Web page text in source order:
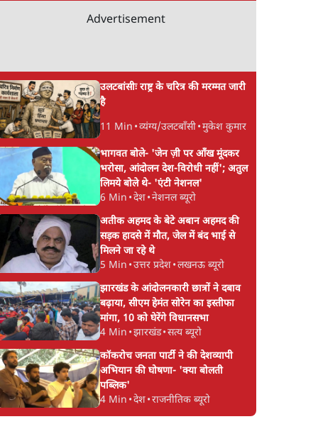
भारतीय राजनीति में आ रहा
बड़ा बदलाव? | Ashutosh
बरबाद कर रहा है
Advertisement
उलटबांसीः राष्ट्र के चरित्र की मरम्मत जारी
है
11 Min •व्यंग्य/उलटबाँसी•मुकेश कुमार
भागवत बोले- 'जेन ज़ी पर आँख मूंदकर
भरोसा, आंदोलन देश-विरोधी नहीं'; अतुल
लिमये बोले थे- 'एंटी नेशनल'
6 Min •देश•नेशनल ब्यूरो
अतीक अहमद के बेटे अबान अहमद की
सड़क हादसे में मौत, जेल में बंद भाई से
मिलने जा रहे थे
5 Min •उत्तर प्रदेश•लखनऊ ब्यूरो
झारखंड के आंदोलनकारी छात्रों ने दबाव
बढ़ाया, सीएम हेमंत सोरेन का इस्तीफा
मांगा, 10 को घेरेंगे विधानसभा
4 Min •झारखंड•सत्य ब्यूरो
कॉकरोच जनता पार्टी ने की देशव्यापी
अभियान की घोषणा- 'क्या बोलती
पब्लिक'
4 Min •देश•राजनीतिक ब्यूरो